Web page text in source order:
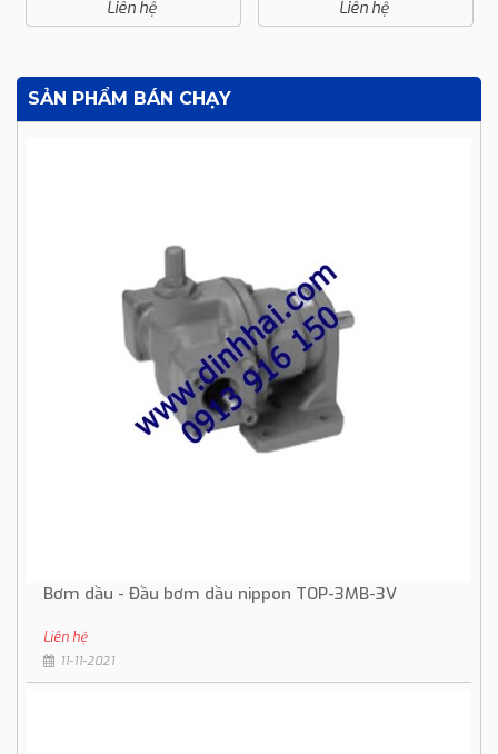
Liên hệ Liên hệ
SẢN PHẨM BÁN CHẠY
Bơm dầu - Đầu bơm dầu nippon TOP-3MB-3V
Liên hệ
11-11-2021